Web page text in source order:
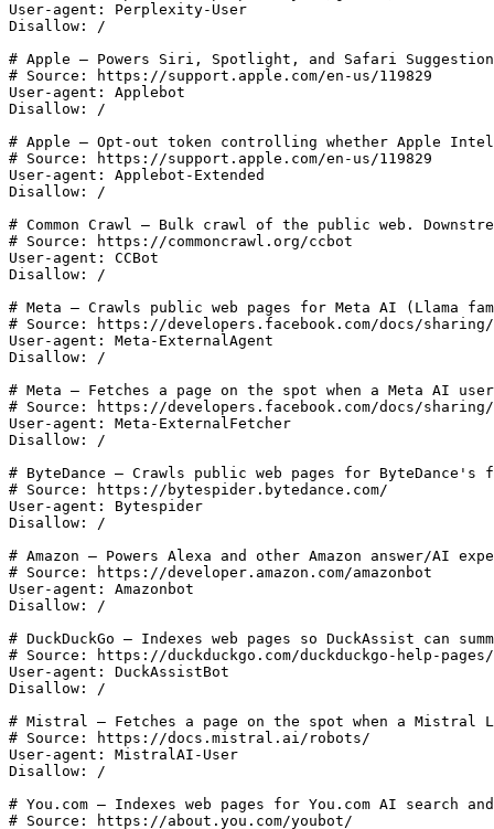
User-agent: Perplexity-User
Disallow: /
# Apple — Powers Siri, Spotlight, and Safari
# Source: https://support.apple.com/en-us/119829
User-agent: Applebot
Disallow: /
# Apple — Opt-out token controlling whether Apple
# Source: https://support.apple.com/en-us/119829
User-agent: Applebot-Extended
Disallow: /
# Common Crawl — Bulk crawl of the public web.
# Source: https://commoncrawl.org/ccbot
User-agent: CCBot
Disallow: /
# Meta — Crawls public web pages for Meta AI (Llama
# Source: https://developers.facebook.com/docs/sharing/
User-agent: Meta-ExternalAgent
Disallow: /
# Meta — Fetches a page on the spot when a Meta AI
# Source: https://developers.facebook.com/docs/sharing/
User-agent: Meta-ExternalFetcher
Disallow: /
# ByteDance — Crawls public web pages for
# Source: https://bytespider.bytedance.com/
User-agent: Bytespider
Disallow: /
# Amazon — Powers Alexa and other Amazon answer/AI
# Source: https://developer.amazon.com/amazonbot
User-agent: Amazonbot
Disallow: /
# DuckDuckGo — Indexes web pages so DuckAssist can
# Source: https://duckduckgo.com/duckduckgo-help-
User-agent: DuckAssistBot
Disallow: /
# Mistral — Fetches a page on the spot when a Mistral
# Source: https://docs.mistral.ai/robots/
User-agent: MistralAI-User
Disallow: /
# You.com — Indexes web pages for You.com AI search
# Source: https://about.you.com/youbot/